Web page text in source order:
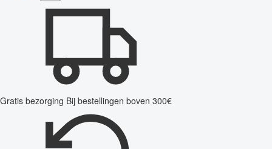
Gratis bezorging Bij bestellingen boven 300€